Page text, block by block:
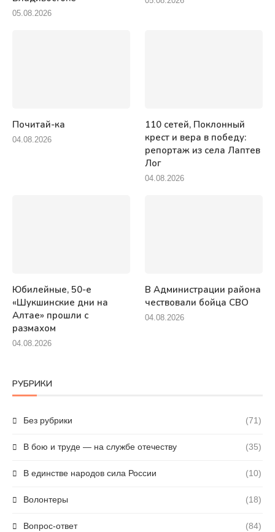
05.08.2026
Почитай-ка
04.08.2026
110 сетей, Поклонный
крест и вера в победу:
репортаж из села Лаптев
Лог
04.08.2026
Юбилейные, 50-е
«Шукшинские дни на
Алтае» прошли с
размахом
04.08.2026
В Администрации района
чествовали бойца СВО
04.08.2026
РУБРИКИ
Без рубрики (71)
В бою и труде — на службе отечеству (35)
В единстве народов сила России (10)
Волонтеры (18)
Вопрос-ответ (84)